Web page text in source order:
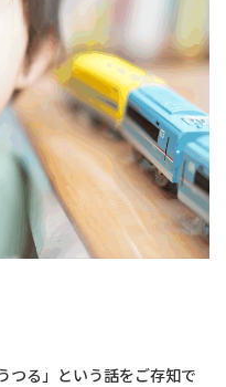
つる」という話をご存知で